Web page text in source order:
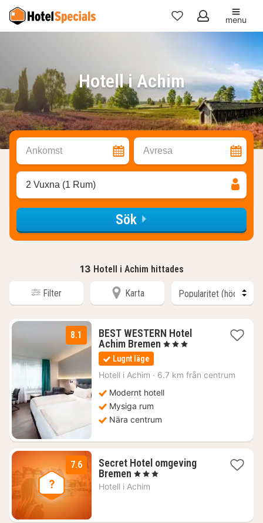
Mina
menu
Hotell i Achim
Ankomst Avresa
2 Vuxna (1 Rum)
Sök
13 Hotell i Achim hittades
Filter Karta
8.1
BEST WESTERN Hotel
Achim Bremen 1
830
, 3 Stjärnor
Lugnt läge
Hotell i Achim · 6.7 km från centrum
Modernt hotell
Mysiga rum
Nära centrum
7.6
Secret Hotel omgeving
Bremen 2
nätter
, 3 Stjärnor
Hotell i Achim